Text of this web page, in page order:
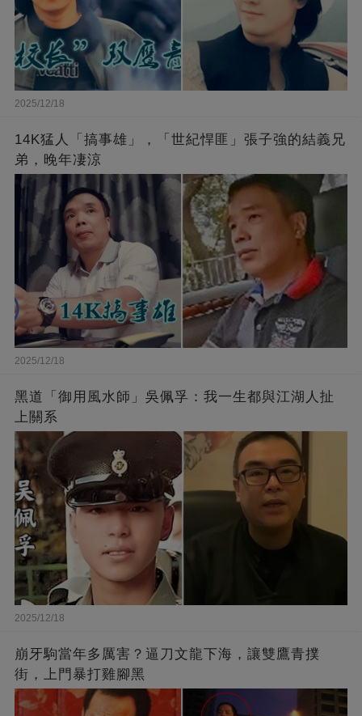
2025/12/18
14K猛人「搞事雄」，「世紀悍匪」張子強的結義兄
弟，晚年凄涼
2025/12/18
黑道「御用風水師」吳佩孚：我一生都與江湖人扯
上關系
2025/12/18
崩牙駒當年多厲害？逼刀文龍下海，讓雙鷹青撲
街，上門暴打雞腳黑